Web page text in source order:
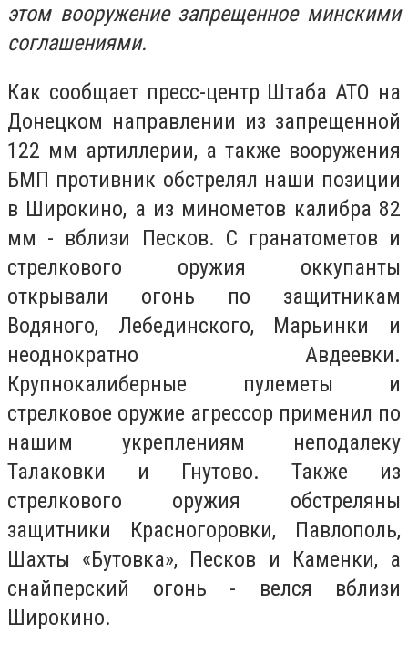
этом вооружение запрещенное минскими
соглашениями.
Как сообщает пресс-центр Штаба АТО на
Донецком направлении из запрещенной
122 мм артиллерии, а также вооружения
БМП противник обстрелял наши позиции
в Широкино, а из минометов калибра 82
мм - вблизи Песков. С гранатометов и
стрелкового оружия оккупанты
открывали огонь по защитникам
Водяного, Лебединского, Марьинки и
неоднократно Авдеевки.
Крупнокалиберные пулеметы и
стрелковое оружие агрессор применил по
нашим укреплениям неподалеку
Талаковки и Гнутово. Также из
стрелкового оружия обстреляны
защитники Красногоровки, Павлополь,
Шахты «Бутовка», Песков и Каменки, а
снайперский огонь - велся вблизи
Широкино.